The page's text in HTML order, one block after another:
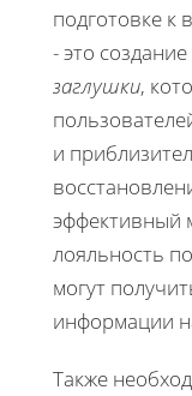
подготовке к
- это
заглушки,
и
эффективный
лояльность
могут
информации
Также